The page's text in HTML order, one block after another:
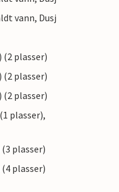
vann, Dusj
(2 plasser)
(2 plasser)
(2 plasser)
plasser),
plasser)
plasser)